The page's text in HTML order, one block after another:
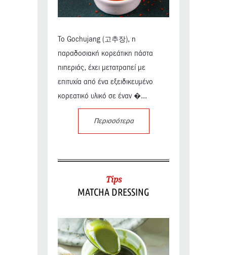
Το Gochujang (고추장), η
παραδοσιακή κορεάτικη πάστα
πιπεριάς, έχει μετατραπεί με
επιτυχία από ένα εξειδικευμένο
κορεατικό υλικό σε έναν �...
Περισσότερα
Tips
MATCHA DRESSING